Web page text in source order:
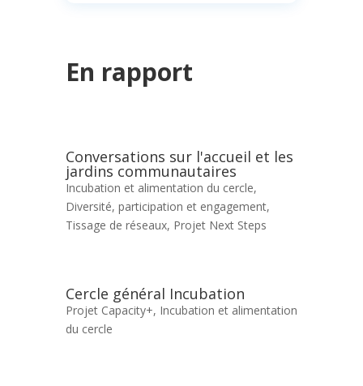
En rapport
Conversations sur l'accueil et les
jardins communautaires
Incubation et alimentation du cercle,
Diversité, participation et engagement,
Tissage de réseaux, Projet Next Steps
Cercle général Incubation
Projet Capacity+, Incubation et alimentation
du cercle